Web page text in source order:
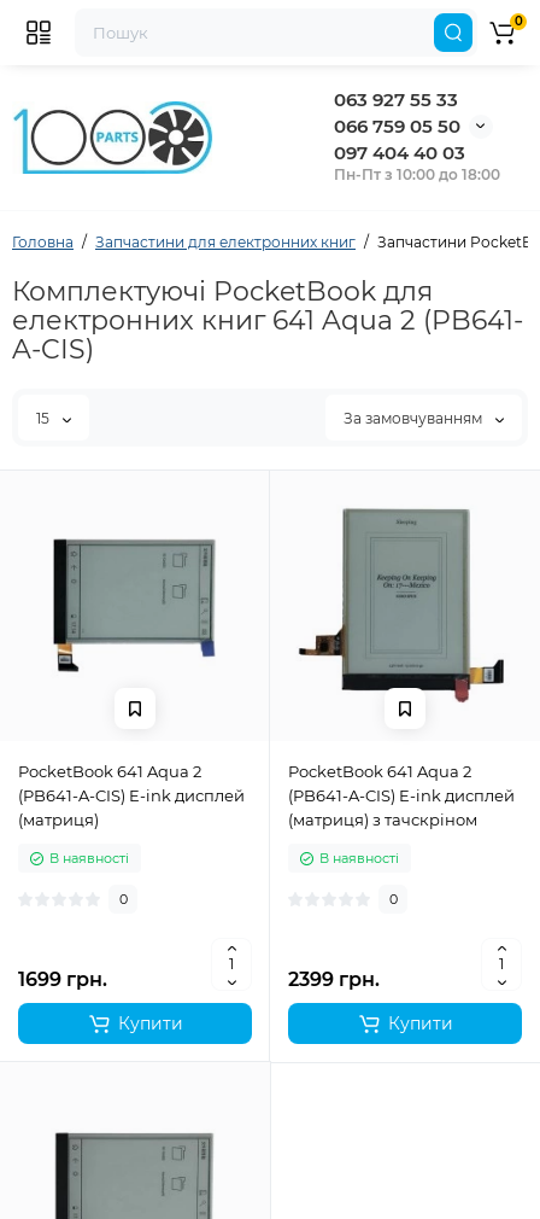
063 927 55 33
066 759 05 50
097 404 40 03
Пн-Пт з 10:00 до 18:00
0
Головна Запчастини для електронних книг Запчастини
Комплектуючі PocketBook для
електронних книг 641 Aqua 2 (PB641-
A-CIS)
15 За замовчуванням
PocketBook 641 Aqua 2
(PB641-A-CIS) E-ink дисплей
(матриця)
В наявності
0
1699 грн.
Купити
PocketBook 641 Aqua 2
(PB641-A-CIS) E-ink дисплей
(матриця) з тачскріном
В наявності
0
2399 грн.
Купити